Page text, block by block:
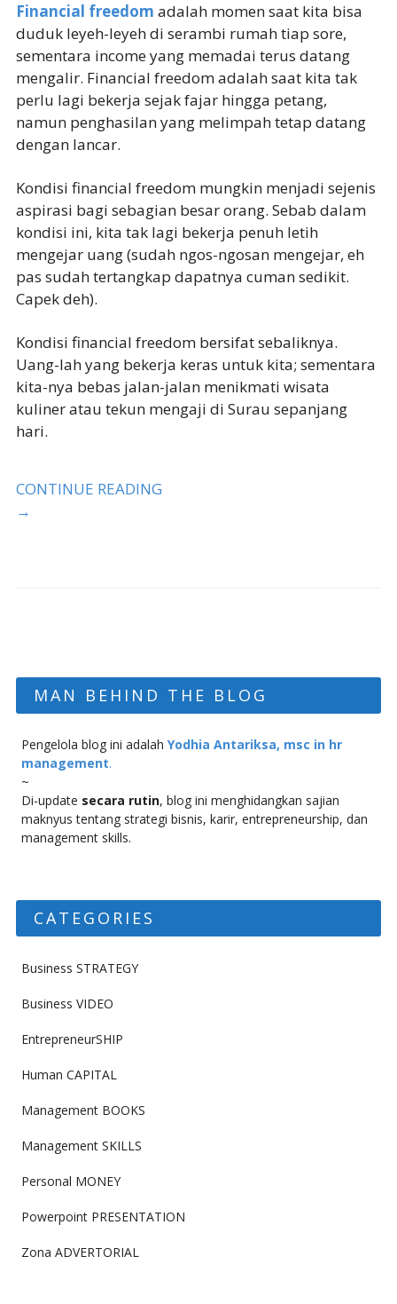
Financial freedom adalah momen saat kita bisa
duduk leyeh-leyeh di serambi rumah tiap sore,
sementara income yang memadai terus datang
mengalir. Financial freedom adalah saat kita tak
perlu lagi bekerja sejak fajar hingga petang,
namun penghasilan yang melimpah tetap datang
dengan lancar.
Kondisi financial freedom mungkin menjadi sejenis
aspirasi bagi sebagian besar orang. Sebab dalam
kondisi ini, kita tak lagi bekerja penuh letih
mengejar uang (sudah ngos-ngosan mengejar, eh
pas sudah tertangkap dapatnya cuman sedikit.
Capek deh).
Kondisi financial freedom bersifat sebaliknya.
Uang-lah yang bekerja keras untuk kita; sementara
kita-nya bebas jalan-jalan menikmati wisata
kuliner atau tekun mengaji di Surau sepanjang
hari.
CONTINUE READING
→
MAN BEHIND THE BLOG
Pengelola blog ini adalah Yodhia Antariksa, msc in hr
management.
~
Di-update secara rutin, blog ini menghidangkan sajian
maknyus tentang strategi bisnis, karir, entrepreneurship, dan
management skills.
CATEGORIES
Business STRATEGY
Business VIDEO
EntrepreneurSHIP
Human CAPITAL
Management BOOKS
Management SKILLS
Personal MONEY
Powerpoint PRESENTATION
Zona ADVERTORIAL